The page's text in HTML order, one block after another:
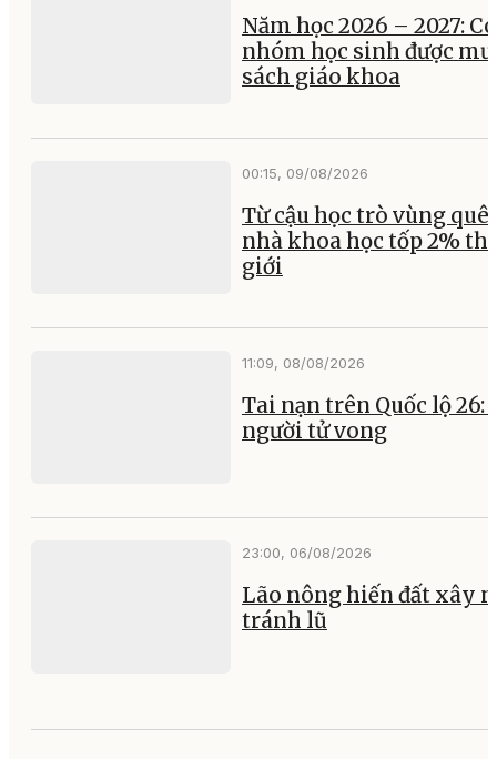
Năm học 2026 – 2027:
nhóm học sinh được
sách giáo khoa
00:15, 09/08/2026
Từ cậu học trò vùng quê
nhà khoa học tốp 2%
giới
11:09, 08/08/2026
Tai nạn trên Quốc lộ 26:
người tử vong
23:00, 06/08/2026
Lão nông hiến đất xây
tránh lũ